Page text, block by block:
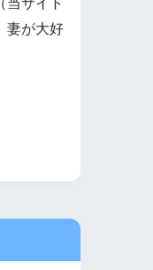
当サイト
妻が大好